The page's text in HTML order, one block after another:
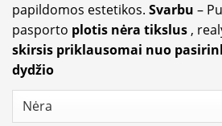
papildomos estetikos. Svarbu –
pasporto plotis nėra tikslus,
skirsis priklausomai nuo
dydžio